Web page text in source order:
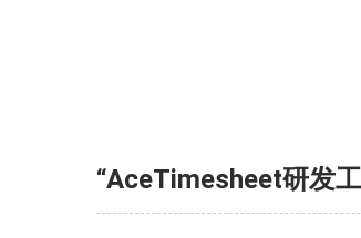
“AceTimesheet研发